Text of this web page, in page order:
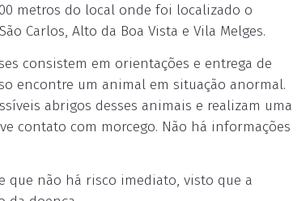
metros do local onde foi localizado o
Carlos, Alto da Boa Vista e Vila Melges.
consistem em orientações e entrega de
encontre um animal em situação anormal.
abrigos desses animais e realizam uma
contato com morcego. Não há informações
que não há risco imediato, visto que a